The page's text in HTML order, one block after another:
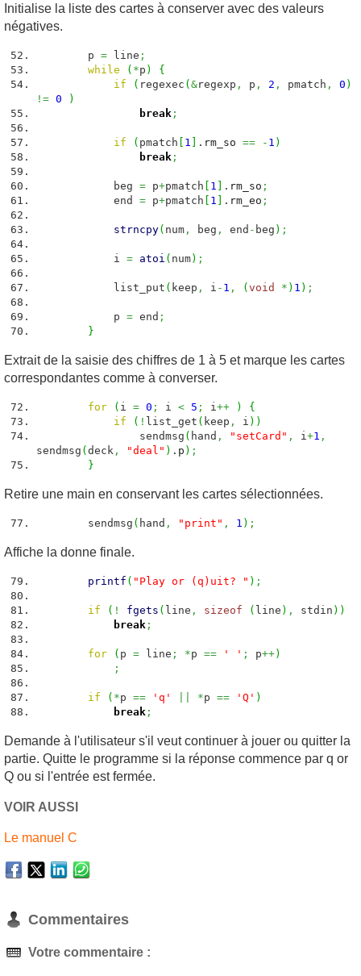
Initialise la liste des cartes à conserver avec des valeurs
négatives.
p = line ;
while
( *p )
{
if
( regexec (&regexp , p , 2 , pmatch , 0 )
!= 0
)
break ;
if ( pmatch [ 1 ] . rm_so == - 1 )
break ;
beg = p+pmatch [ 1 ] . rm_so ;
end = p+pmatch [ 1 ] . rm_eo ;
strncpy( num , beg , end - beg ) ;
i = atoi ( num) ;
list_put ( keep , i - 1 , (void * ) 1 ) ;
p = end ;
}
Extrait de la saisie des chiffres de 1 à 5 et marque les cartes
correspondantes comme à converser.
for ( i = 0 ; i < 5 ; i ++ )
{
if
( ! list_get ( keep , i ) )
sendmsg ( hand , "setCard" , i +1 ,
sendmsg (deck , "deal" ) . p ) ;
}
Retire une main en conservant les cartes sélectionnées.
sendmsg ( hand , "print" , 1 ) ;
Affiche la donne finale.
printf ( "Play or (q)uit? " ) ;
if ( ! fgets ( line , sizeof ( line ) , stdin ) )
break ;
for ( p = line ; *p == ' ' ; p++)
;
if ( *p == 'q' *p == 'Q' )
break ;
Demande à l'utilisateur s'il veut continuer à jouer ou quitter la
partie. Quitte le programme si la réponse commence par q or
Q ou si l'entrée est fermée.
VOIR AUSSI
Le manuel C
Commentaires
Votre commentaire :